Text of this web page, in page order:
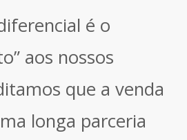
é o
aos nossos
que a venda
longa parceria